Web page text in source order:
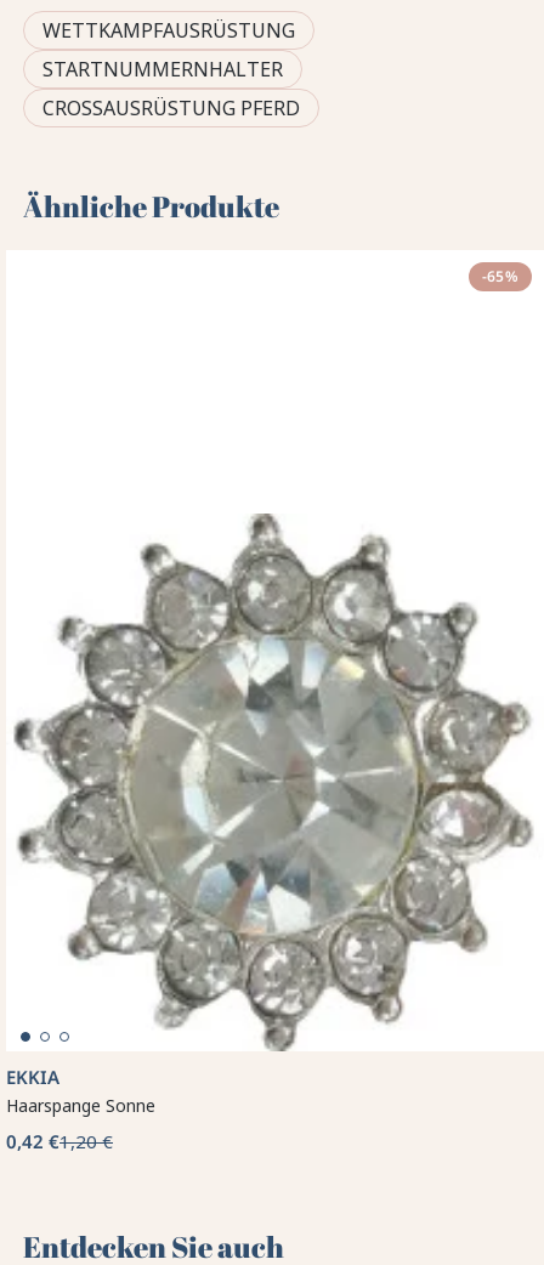
WETTKAMPFAUSRÜSTUNG
STARTNUMMERNHALTER
CROSSAUSRÜSTUNG PFERD
Ähnliche Produkte
-65%
EKKIA
Haarspange Sonne
0,42 €1,20 €
Entdecken Sie auch 🌻